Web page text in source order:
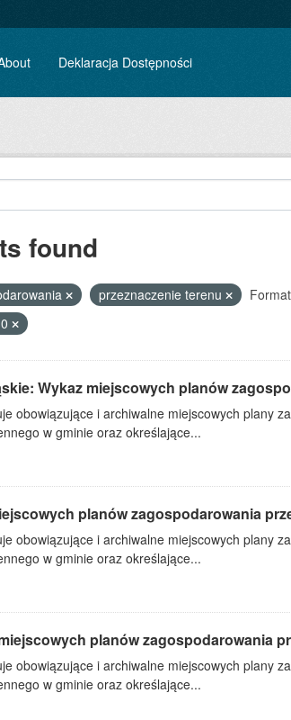
Deklaracja Dostępności
found
przeznaczenie terenu
Wykaz miejscowych planów
obowiązujące i archiwalne miejscowych plany
w gminie oraz określające...
planów zagospodarowania
obowiązujące i archiwalne miejscowych plany
w gminie oraz określające...
planów zagospodarowania
obowiązujące i archiwalne miejscowych plany
w gminie oraz określające...